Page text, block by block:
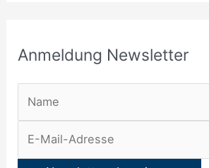
Anmeldung Newsletter
: